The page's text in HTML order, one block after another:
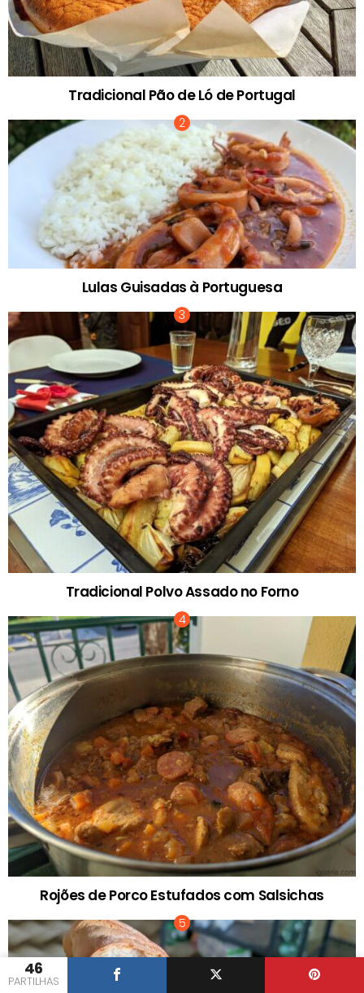
46
PARTILHAS
Tradicional Pão de Ló de Portugal
Lulas Guisadas à Portuguesa
Tradicional Polvo Assado no Forno
Rojões de Porco Estufados com Salsichas